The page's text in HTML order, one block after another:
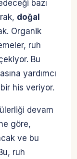
bazı
doğal
Organik
ruh
Bu
yardımcı
his veriyor.
devam
göre,
ve bu
ruh